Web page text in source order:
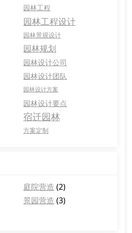
园林工程
园林工程设计
园林景观设计
园林规划
园林设计公司
园林设计团队
园林设计方案
园林设计要点
宿迁园林
方案定制
庭院营造 (2)
景园营造 (3)